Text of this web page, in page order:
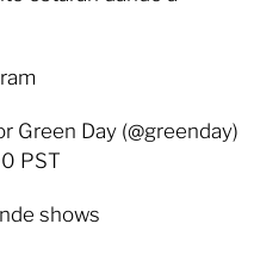
Green Day (@greenday)
PST
shows